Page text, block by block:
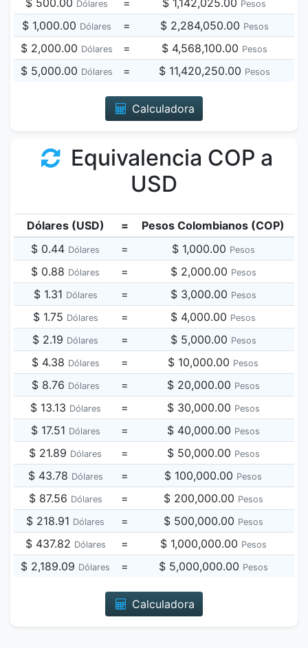
$ 500.00 Dólares = $ 1,142,025.00 Pesos
$ 1,000.00 Dólares = $ 2,284,050.00 Pesos
$ 2,000.00 Dólares = $ 4,568,100.00 Pesos
$ 5,000.00 Dólares = $ 11,420,250.00 Pesos
Calculadora
Equivalencia COP a
USD
Dólares (USD) =
Pesos Colombianos (COP)
$ 0.44 Dólares = $ 1,000.00 Pesos
$ 0.88 Dólares = $ 2,000.00 Pesos
$ 1.31 Dólares = $ 3,000.00 Pesos
$ 1.75 Dólares = $ 4,000.00 Pesos
$ 2.19 Dólares = $ 5,000.00 Pesos
$ 4.38 Dólares = $ 10,000.00 Pesos
$ 8.76 Dólares = $ 20,000.00 Pesos
$ 13.13 Dólares = $ 30,000.00 Pesos
$ 17.51 Dólares = $ 40,000.00 Pesos
$ 21.89 Dólares = $ 50,000.00 Pesos
$ 43.78 Dólares = $ 100,000.00 Pesos
$ 87.56 Dólares = $ 200,000.00 Pesos
$ 218.91 Dólares = $ 500,000.00 Pesos
$ 437.82 Dólares = $ 1,000,000.00 Pesos
$ 2,189.09 Dólares = $ 5,000,000.00 Pesos
Calculadora